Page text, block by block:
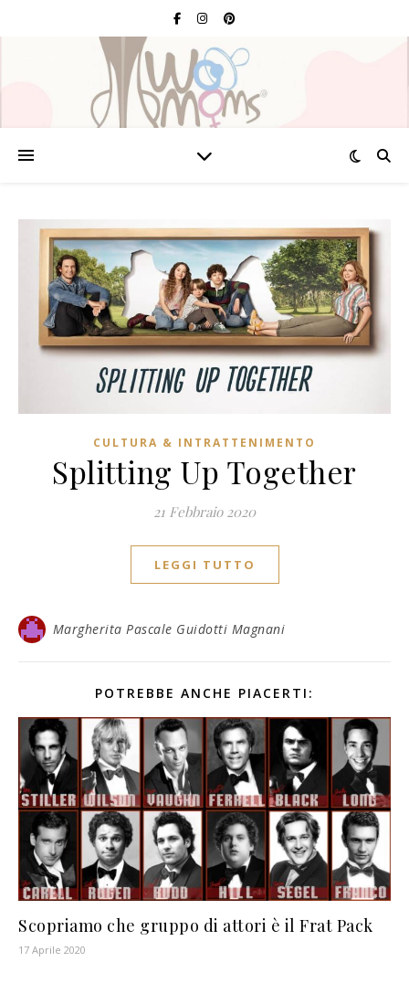
CULTURA & INTRATTENIMENTO
Splitting Up Together
21 Febbraio 2020
LEGGI TUTTO
Margherita Pascale Guidotti Magnani
POTREBBE ANCHE PIACERTI:
Scopriamo che gruppo di attori è il Frat Pack
17 Aprile 2020